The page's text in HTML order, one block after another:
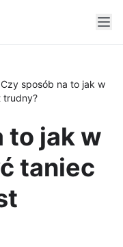
Czy sposób na to jak w
trudny?
to jak w
taniec